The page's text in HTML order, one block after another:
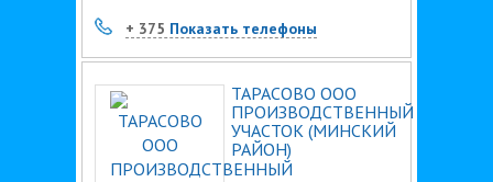
+ 375 Показать телефоны
ТАРАСОВО ООО
ПРОИЗВОДСТВЕННЫЙ
УЧАСТОК (МИНСКИЙ
РАЙОН)